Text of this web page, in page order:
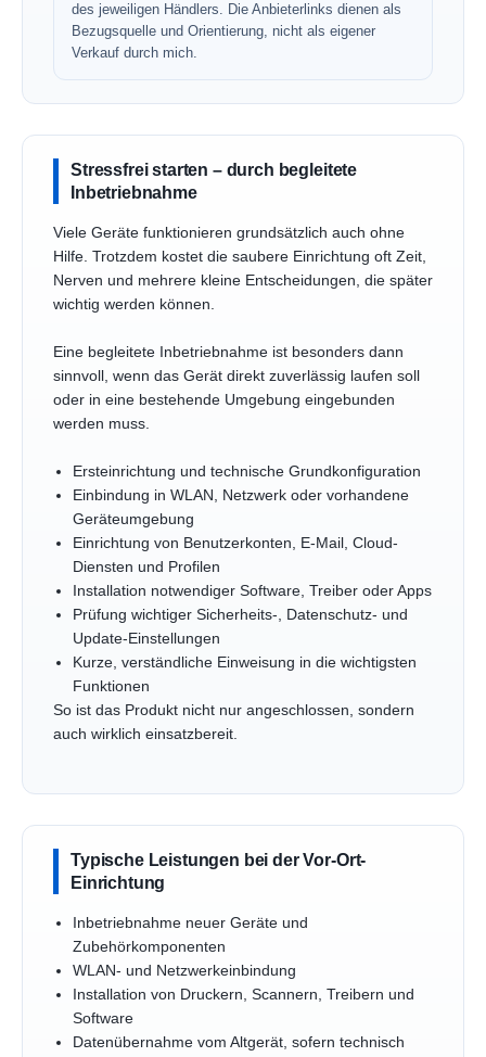
des jeweiligen Händlers. Die Anbieterlinks dienen als
Bezugsquelle und Orientierung, nicht als eigener
Verkauf durch mich.
Stressfrei starten – durch begleitete
Inbetriebnahme
Viele Geräte funktionieren grundsätzlich auch ohne
Hilfe. Trotzdem kostet die saubere Einrichtung oft Zeit,
Nerven und mehrere kleine Entscheidungen, die später
wichtig werden können.
Eine begleitete Inbetriebnahme ist besonders dann
sinnvoll, wenn das Gerät direkt zuverlässig laufen soll
oder in eine bestehende Umgebung eingebunden
werden muss.
Ersteinrichtung und technische Grundkonfiguration
Einbindung in WLAN, Netzwerk oder vorhandene
Geräteumgebung
Einrichtung von Benutzerkonten, E-Mail, Cloud-
Diensten und Profilen
Installation notwendiger Software, Treiber oder Apps
Prüfung wichtiger Sicherheits-, Datenschutz- und
Update-Einstellungen
Kurze, verständliche Einweisung in die wichtigsten
Funktionen
So ist das Produkt nicht nur angeschlossen, sondern
auch wirklich einsatzbereit.
Typische Leistungen bei der Vor-Ort-
Einrichtung
Inbetriebnahme neuer Geräte und
Zubehörkomponenten
WLAN- und Netzwerkeinbindung
Installation von Druckern, Scannern, Treibern und
Software
Datenübernahme vom Altgerät, sofern technisch